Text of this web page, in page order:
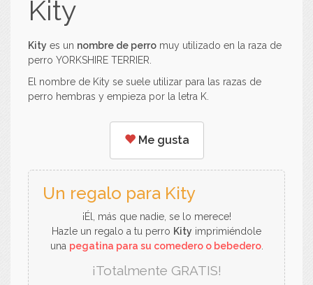
Kity
Kity es un nombre de perro muy utilizado en la raza de
perro YORKSHIRE TERRIER.
El nombre de Kity se suele utilizar para las razas de
perro hembras y empieza por la letra K.
Me gusta
Un regalo para Kity
¡Él, más que nadie, se lo merece!
Hazle un regalo a tu perro Kity imprimiéndole
una pegatina para su comedero o bebedero.
¡Totalmente GRATIS!